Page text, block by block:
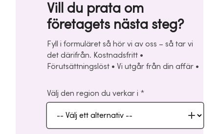
Vill du prata om
företagets nästa steg?
Fyll i formuläret så hör vi av oss – så tar vi
det därifrån. Kostnadsfritt •
Förutsättningslöst • Vi utgår från din affär •
Välj den region du verkar i